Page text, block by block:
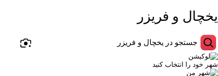
یخچال و فریزر
شهر خود را انتخاب کنید